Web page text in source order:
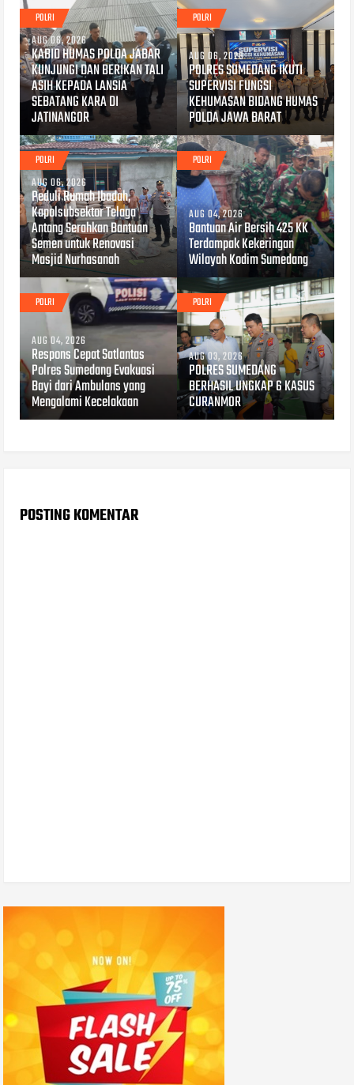
POLRI
AUG 06, 2026
KABID HUMAS POLDA JABAR
KUNJUNGI DAN BERIKAN TALI
ASIH KEPADA LANSIA
SEBATANG KARA DI
JATINANGOR
POLRI
AUG 06, 2026
POLRES SUMEDANG IKUTI
SUPERVISI FUNGSI
KEHUMASAN BIDANG HUMAS
POLDA JAWA BARAT
POLRI
AUG 06, 2026
Peduli Rumah Ibadah,
Kapolsubsektor Telaga
Antang Serahkan Bantuan
Semen untuk Renovasi
Masjid Nurhasanah
POLRI
AUG 04, 2026
Bantuan Air Bersih 425 KK
Terdampak Kekeringan
Wilayah Kodim Sumedang
POLRI
AUG 04, 2026
Respons Cepat Satlantas
Polres Sumedang Evakuasi
Bayi dari Ambulans yang
Mengalami Kecelakaan
POLRI
AUG 03, 2026
POLRES SUMEDANG
BERHASIL UNGKAP 6 KASUS
CURANMOR
POSTING KOMENTAR